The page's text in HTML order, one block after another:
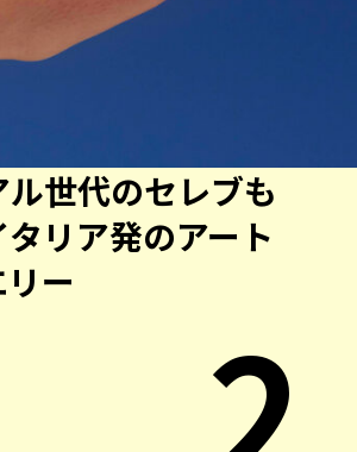
ル世代のセレブも
リア発のアート
ー